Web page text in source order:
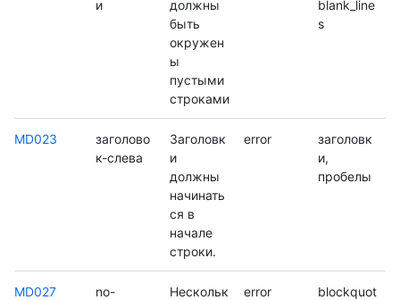
и
должны
быть
окружен
ы
пустыми
строками
blank_line
s
MD023
заголово
к-слева
Заголовк
и
должны
начинать
ся в
начале
строки.
error
заголовк
и,
пробелы
MD027 no- Нескольк error blockquot